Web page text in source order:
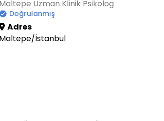
Maltepe Uzman Klinik Psikolog
Doğrulanmış
Adres
Maltepe/İstanbul